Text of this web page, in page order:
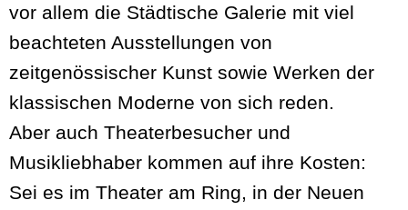
vor allem die Städtische Galerie mit viel
beachteten Ausstellungen von
zeitgenössischer Kunst sowie Werken der
klassischen Moderne von sich reden.
Aber auch Theaterbesucher und
Musikliebhaber kommen auf ihre Kosten:
Sei es im Theater am Ring, in der Neuen